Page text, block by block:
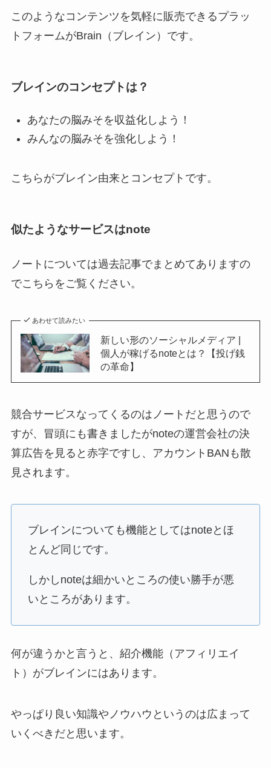
このようなコンテンツを気軽に販売できるプラッ
トフォームがBrain（ブレイン） です。
ブレインのコンセプトは？
あなたの脳みそを収益化しよう！
みんなの脳みそを強化しよう！
こちらがブレイン由来とコンセプトです。
似たようなサービスはnote
ノートについては過去記事でまとめてありますの
でこちらをご覧ください。
あわせて読みたい
新しい形のソーシャルメディア |
個人が稼げるnoteとは？【投げ銭
の革命】
競合サービスなってくるのはノートだと思うので
すが、冒頭にも書きましたがnoteの運営会社の決
算広告を見ると赤字ですし、アカウントBANも散
見されます。
ブレインについても機能としてはnoteとほ
とんど同じです。
しかしnoteは細かいところの使い勝手が悪
いところがあります。
何が違うかと言うと、 紹介機能（アフィリエイ
ト） がブレインにはあります。
やっぱり良い知識やノウハウというのは広まって
いくべきだと思います。